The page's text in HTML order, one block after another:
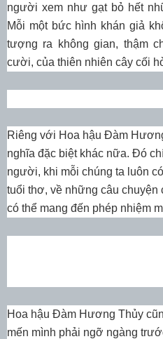
người xem như gạt bỏ hết
Mỗi một bức hình khán giả
tượng ra không gian, thậm
cười, của thiên nhiên cây cối
Riêng với Hoa hậu Đàm
nghĩa đặc biệt khác nữa. Đó
người, khi mỗi chúng ta luôn
tuổi thơ, về những câu chuyện
có thể mang đến phép nhiệm
Hoa hậu Đàm Hương Thủy
mến mình phải ngỡ ngàng